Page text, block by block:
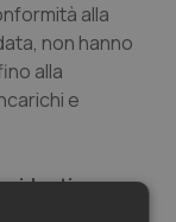
alla
non hanno
alla
e